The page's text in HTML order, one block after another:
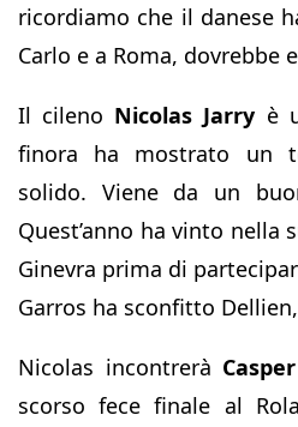
ricordiamo che il danese
Carlo e a Roma, dovrebbe
Il cileno Nicolas Jarry è
finora ha mostrato un
solido. Viene da un
Quest’anno ha vinto nella
Ginevra prima di
Garros ha sconfitto
Nicolas incontrerà
scorso fece finale al